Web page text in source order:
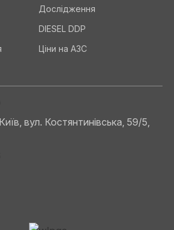
Дослідження
DIESEL DDP
Ціни на АЗС
вул. Костянтинівська, 59/5,